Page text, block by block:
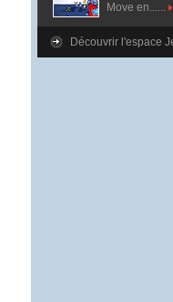
Move en......
Découvrir l'espace